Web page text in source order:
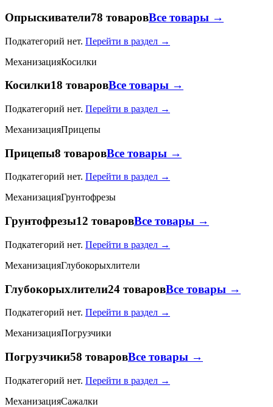
Опрыскиватели78 товаровВсе товары →
Подкатегорий нет. Перейти в раздел →
МеханизацияКосилки
Косилки18 товаровВсе товары →
Подкатегорий нет. Перейти в раздел →
МеханизацияПрицепы
Прицепы8 товаровВсе товары →
Подкатегорий нет. Перейти в раздел →
МеханизацияГрунтофрезы
Грунтофрезы12 товаровВсе товары →
Подкатегорий нет. Перейти в раздел →
МеханизацияГлубокорыхлители
Глубокорыхлители24 товаровВсе товары →
Подкатегорий нет. Перейти в раздел →
МеханизацияПогрузчики
Погрузчики58 товаровВсе товары →
Подкатегорий нет. Перейти в раздел →
МеханизацияСажалки